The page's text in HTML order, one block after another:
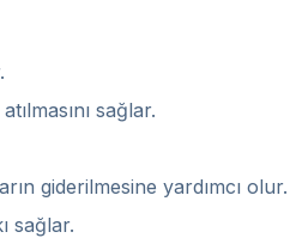
sağlar.
giderilmesine yardımcı olur.
sağlar.